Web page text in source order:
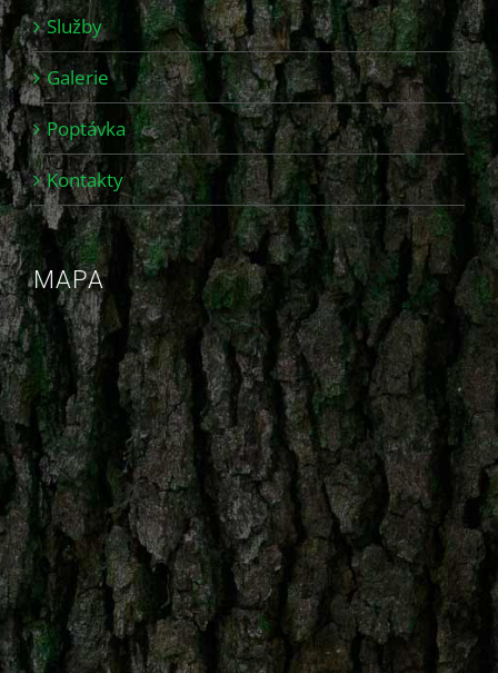
Služby
Galerie
Poptávka
Kontakty
MAPA